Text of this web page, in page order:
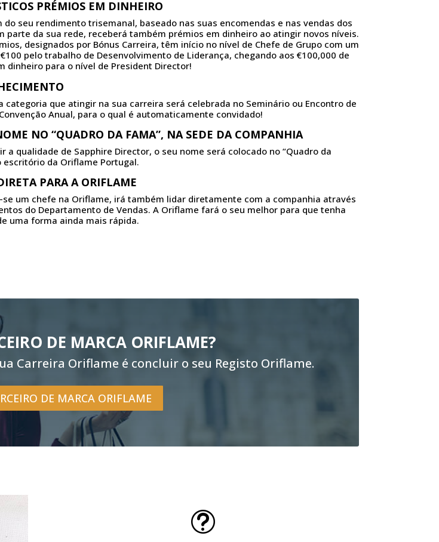
PRÉMIOS EM DINHEIRO
do seu rendimento trisemanal, baseado nas suas encomendas e nas vendas dos
parte da sua rede, receberá também prémios em dinheiro ao atingir novos níveis.
designados por Bónus Carreira, têm início no nível de Chefe de Grupo com um
pelo trabalho de Desenvolvimento de Liderança, chegando aos €100,000 de
dinheiro para o nível de President Director!
categoria que atingir na sua carreira será celebrada no Seminário ou Encontro de
Anual, para o qual é automaticamente convidado!
NO “QUADRO DA FAMA”, NA SEDE DA COMPANHIA
a qualidade de Sapphire Director, o seu nome será colocado no “Quadro da
escritório da Oriflame Portugal.
PARA A ORIFLAME
um chefe na Oriflame, irá também lidar diretamente com a companhia através
do Departamento de Vendas. A Oriflame fará o seu melhor para que tenha
uma forma ainda mais rápida.
DE MARCA ORIFLAME?
Carreira Oriflame é concluir o seu Registo Oriflame.
DE MARCA ORIFLAME
t